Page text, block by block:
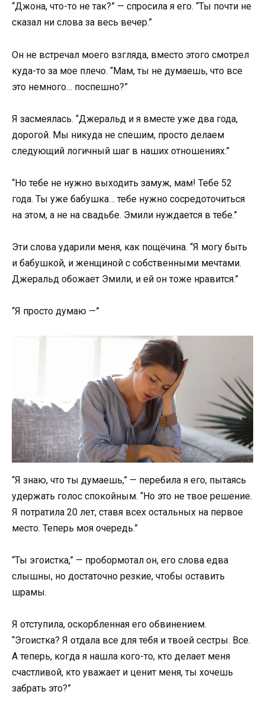
“Джона, что-то не так?” — спросила я его. “Ты почти не
сказал ни слова за весь вечер.”
Он не встречал моего взгляда, вместо этого смотрел
куда-то за мое плечо. “Мам, ты не думаешь, что все
это немного… поспешно?”
Я засмеялась. “Джеральд и я вместе уже два года,
дорогой. Мы никуда не спешим, просто делаем
следующий логичный шаг в наших отношениях.”
“Но тебе не нужно выходить замуж, мам! Тебе 52
года. Ты уже бабушка… тебе нужно сосредоточиться
на этом, а не на свадьбе. Эмили нуждается в тебе.”
Эти слова ударили меня, как пощёчина. “Я могу быть
и бабушкой, и женщиной с собственными мечтами.
Джеральд обожает Эмили, и ей он тоже нравится.”
“Я просто думаю —”
“Я знаю, что ты думаешь,” — перебила я его, пытаясь
удержать голос спокойным. “Но это не твое решение.
Я потратила 20 лет, ставя всех остальных на первое
место. Теперь моя очередь.”
“Ты эгоистка,” — пробормотал он, его слова едва
слышны, но достаточно резкие, чтобы оставить
шрамы.
Я отступила, оскорбленная его обвинением.
“Эгоистка? Я отдала все для тебя и твоей сестры. Все.
А теперь, когда я нашла кого-то, кто делает меня
счастливой, кто уважает и ценит меня, ты хочешь
забрать это?”